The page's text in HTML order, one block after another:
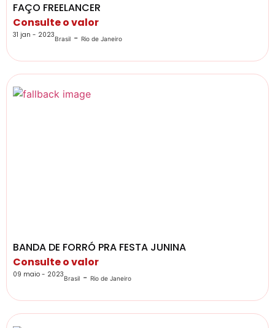
FAÇO FREELANCER
Consulte o valor
31 jan - 2023Brasil - Rio de Janeiro
BANDA DE FORRÓ PRA FESTA JUNINA
Consulte o valor
09 maio - 2023Brasil - Rio de Janeiro